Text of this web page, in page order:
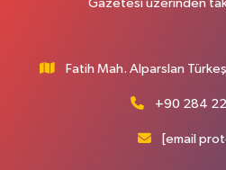
Gazetesi üzerinden
Fatih Mah. Alparslan
+90 284
[email